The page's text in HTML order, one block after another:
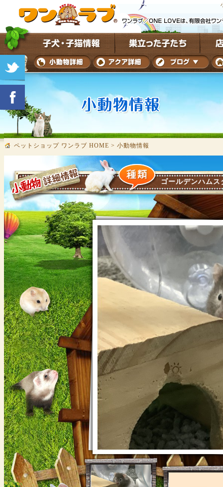
ペットショップ ワンラブ HOME > 小動物情報
ゴールデンハムス